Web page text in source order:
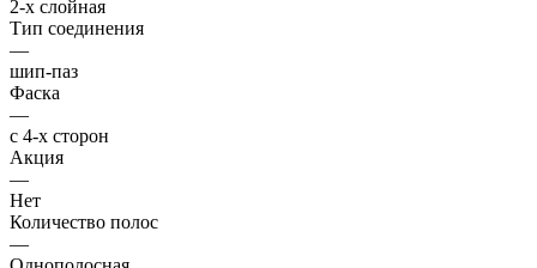
2-х слойная
Тип соединения
—
шип-паз
Фаска
—
с 4-х сторон
Акция
—
Нет
Количество полос
—